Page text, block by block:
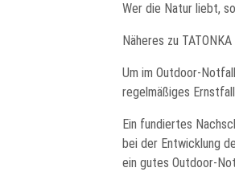
Wer die Natur liebt,
Näheres zu
Um im Outdoor-
regelmäßiges
Ein fundiertes
bei der Entwicklung
ein gutes Outdoor-